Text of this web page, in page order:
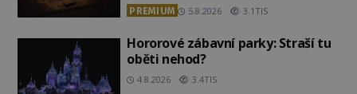
PREMIUM 5.8.2026 3.1TIS
Hororové zábavní parky: Straší tu
oběti nehod?
4.8.2026 3.4TIS